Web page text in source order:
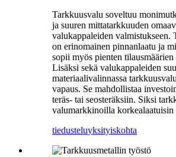
Tarkkuusvalu soveltuu
ja suuren mittatarkkuuden
valukappaleiden valmistukseen.
on erinomainen pinnanlaatu ja
sopii myös pienten
Lisäksi sekä valukappaleiden
materiaalivalinnassa
vapaus. Se mahdollistaa
teräs- tai seosteräksiin. Siksi
valumarkkinoilla korkealaatuisin
tiedusteluyksityiskohta